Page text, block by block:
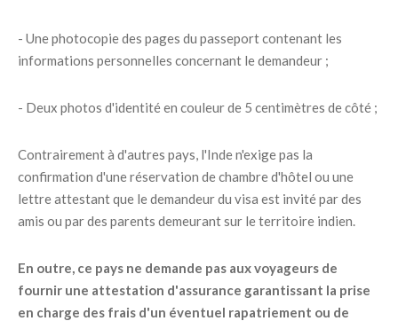
- Une photocopie des pages du passeport contenant les
informations personnelles concernant le demandeur ;
- Deux photos d'identité en couleur de 5 centimètres de côté ;
Contrairement à d'autres pays, l'Inde n'exige pas la
confirmation d'une réservation de chambre d'hôtel ou une
lettre attestant que le demandeur du visa est invité par des
amis ou par des parents demeurant sur le territoire indien.
En outre, ce pays ne demande pas aux voyageurs de
fournir une attestation d'assurance garantissant la prise
en charge des frais d'un éventuel rapatriement ou de